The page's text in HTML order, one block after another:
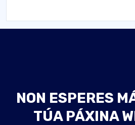
NON ESPERES
TÚA PÁXINA